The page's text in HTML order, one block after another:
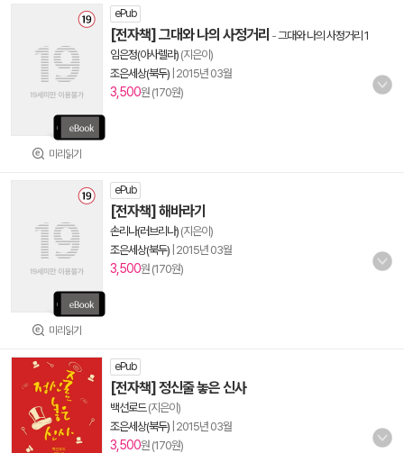
미리읽기
ePub
[전자책] 그대와 나의 사정거리 -그대와 나의 사정거리 1
임은정(아사렐라) (지은이)
조은세상(북두) 2015년 03월
3,500원 (170원)
미리읽기
ePub
[전자책] 해바라기
손리나(러브리나) (지은이)
조은세상(북두) 2015년 03월
3,500원 (170원)
ePub
[전자책] 정신줄 놓은 신사
백선로드(지은이)
조은세상(북두) 2015년 03월
3,500원 (170원)